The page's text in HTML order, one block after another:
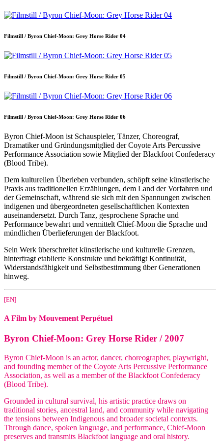
Filmstill / Byron Chief-Moon: Grey Horse Rider 04
Filmstill / Byron Chief-Moon: Grey Horse Rider 05
Filmstill / Byron Chief-Moon: Grey Horse Rider 06
Byron Chief-Moon ist Schauspieler, Tänzer, Choreograf,
Dramatiker und Gründungsmitglied der Coyote Arts Percussive
Performance Association sowie Mitglied der Blackfoot Confederacy
(Blood Tribe).
Dem kulturellen Überleben verbunden, schöpft seine künstlerische
Praxis aus traditionellen Erzählungen, dem Land der Vorfahren und
der Gemeinschaft, während sie sich mit den Spannungen zwischen
indigenen und übergeordneten gesellschaftlichen Kontexten
auseinandersetzt. Durch Tanz, gesprochene Sprache und
Performance bewahrt und vermittelt Chief-Moon die Sprache und
mündlichen Überlieferungen der Blackfoot.
Sein Werk überschreitet künstlerische und kulturelle Grenzen,
hinterfragt etablierte Konstrukte und bekräftigt Kontinuität,
Widerstandsfähigkeit und Selbstbestimmung über Generationen
hinweg.
[EN]
A Film by Mouvement Perpétuel
Byron Chief-Moon: Grey Horse Rider / 2007
Byron Chief-Moon is an actor, dancer, choreographer, playwright,
and founding member of the Coyote Arts Percussive Performance
Association, as well as a member of the Blackfoot Confederacy
(Blood Tribe).
Grounded in cultural survival, his artistic practice draws on
traditional stories, ancestral land, and community while navigating
the tensions between Indigenous and broader societal contexts.
Through dance, spoken language, and performance, Chief-Moon
preserves and transmits Blackfoot language and oral history.